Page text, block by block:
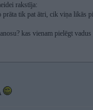
rakstīja:
tik pat ātri, cik viņa likās
kas vienam pielēgt